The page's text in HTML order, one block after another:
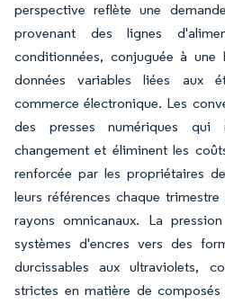
perspective reflète une
provenant des lignes
conditionnées, conjuguée à une
données variables liées aux
commerce électronique. Les
des presses numériques
changement et éliminent les
renforcée par les propriétaires
leurs références chaque
rayons omnicanaux. La
systèmes d'encres vers des
durcissables aux ultraviolets,
strictes en matière de